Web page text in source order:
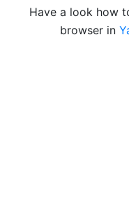
Have a look how
browser in